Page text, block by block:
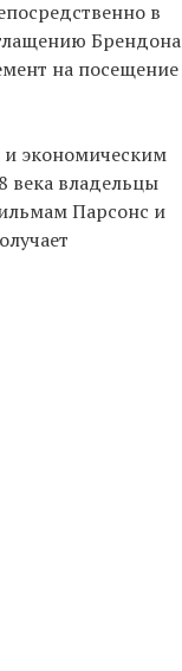
в
Брендона
на посещение
экономическим
века владельцы
Парсонс и